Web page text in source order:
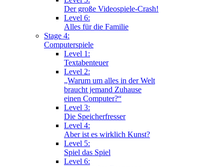
Der große Videospiele-Crash!
Level 6:
Alles für die Familie
Stage 4:
Computerspiele
Level 1:
Textabenteuer
Level 2:
„Warum um alles in der Welt
braucht jemand Zuhause
einen Computer?“
Level 3:
Die Speicherfresser
Level 4:
Aber ist es wirklich Kunst?
Level 5:
Spiel das Spiel
Level 6: